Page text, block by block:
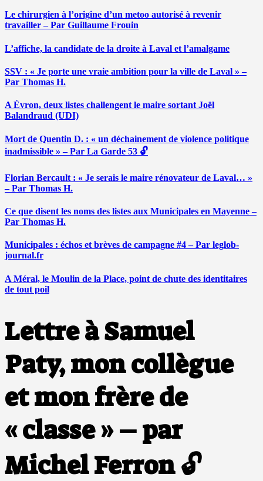
Le chirurgien à l’origine d’un metoo autorisé à revenir
travailler – Par Guillaume Frouin
L’affiche, la candidate de la droite à Laval et l’amalgame
SSV : « Je porte une vraie ambition pour la ville de Laval » –
Par Thomas H.
A Évron, deux listes challengent le maire sortant Joël
Balandraud (UDI)
Mort de Quentin D. : « un déchainement de violence politique
inadmissible » – Par La Garde 53 🔓
Florian Bercault : « Je serais le maire rénovateur de Laval… »
– Par Thomas H.
Ce que disent les noms des listes aux Municipales en Mayenne –
Par Thomas H.
Municipales : échos et brèves de campagne #4 – Par leglob-
journal.fr
A Méral, le Moulin de la Place, point de chute des identitaires
de tout poil
Lettre à Samuel
Paty, mon collègue
et mon frère de
« classe » – par
Michel Ferron 🔓